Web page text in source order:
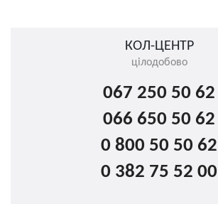
КОЛ-ЦЕНТР
цілодобово
067 250 50 62
066 650 50 62
0 800 50 50 62
0 382 75 52 00